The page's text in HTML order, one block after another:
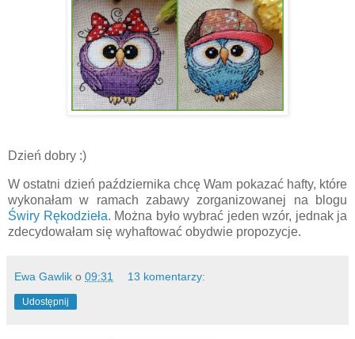
Dzień dobry :)
W ostatni dzień października chcę Wam pokazać hafty, które
wykonałam w ramach zabawy zorganizowanej na blogu
Świry Rękodzieła. Można było wybrać jeden wzór, jednak ja
zdecydowałam się wyhaftować obydwie propozycje.
Ewa Gawlik o 09:31 13 komentarzy:
Udostępnij